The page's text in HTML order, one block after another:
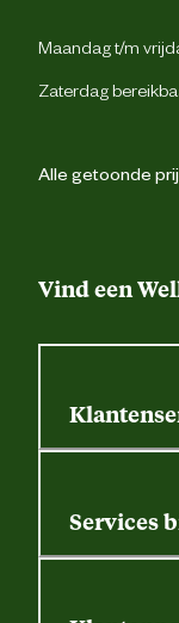
Maandag t/m
Zaterdag
Alle getoonde
Vind een
Retouren,
Services